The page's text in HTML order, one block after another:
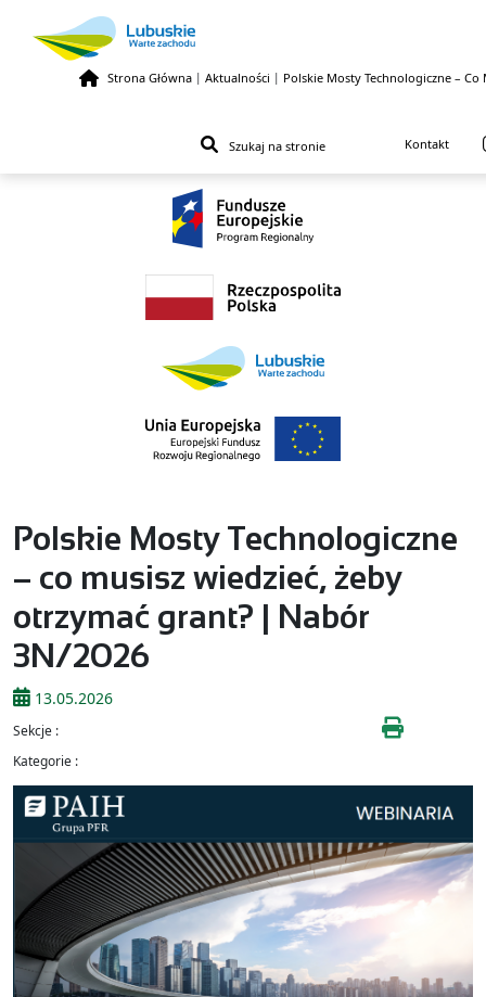
Strona Główna| Aktualności | Polskie Mosty Technologiczne –
Kontakt
Polskie Mosty Technologiczne
– co musisz wiedzieć, żeby
otrzymać grant? | Nabór
3N/2026
13.05.2026
Sekcje :
Kategorie :